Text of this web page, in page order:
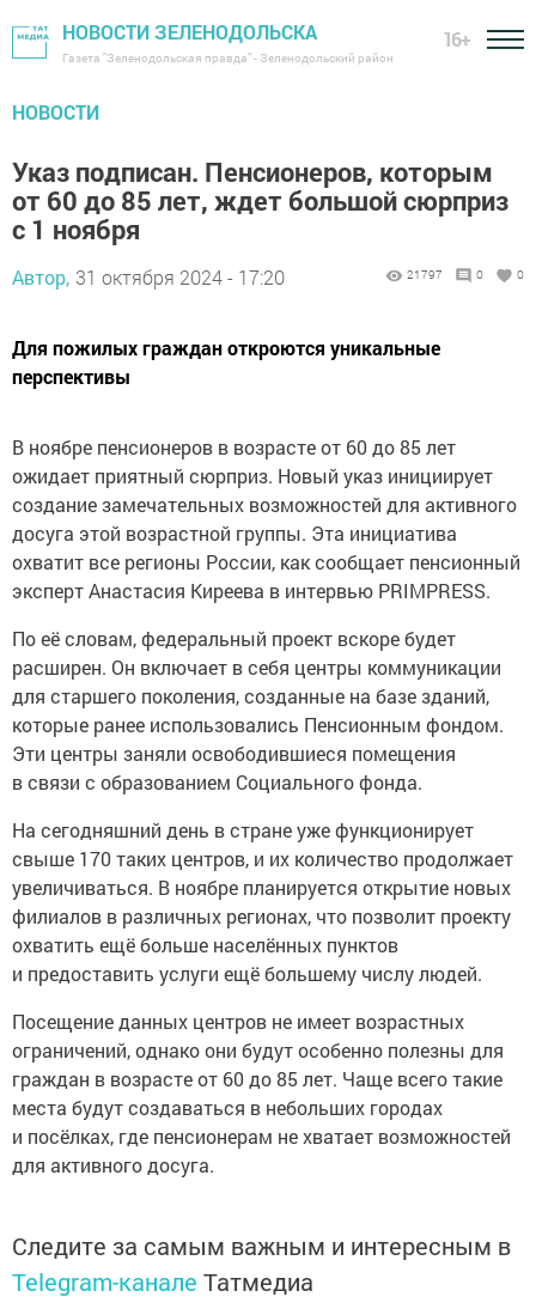
НОВОСТИ ЗЕЛЕНОДОЛЬСКА
Газета "Зеленодольская правда" - Зеленодольский район
16+
НОВОСТИ
Указ подписан. Пенсионеров, которым
от 60 до 85 лет, ждет большой сюрприз
с 1 ноября
Автор, 31 октября 2024 - 17:20 21797 0 0
Для пожилых граждан откроются уникальные
перспективы
В ноябре пенсионеров в возрасте от 60 до 85 лет
ожидает приятный сюрприз. Новый указ инициирует
создание замечательных возможностей для активного
досуга этой возрастной группы. Эта инициатива
охватит все регионы России, как сообщает пенсионный
эксперт Анастасия Киреева в интервью PRIMPRESS.
По её словам, федеральный проект вскоре будет
расширен. Он включает в себя центры коммуникации
для старшего поколения, созданные на базе зданий,
которые ранее использовались Пенсионным фондом.
Эти центры заняли освободившиеся помещения
в связи с образованием Социального фонда.
На сегодняшний день в стране уже функционирует
свыше 170 таких центров, и их количество продолжает
увеличиваться. В ноябре планируется открытие новых
филиалов в различных регионах, что позволит проекту
охватить ещё больше населённых пунктов
и предоставить услуги ещё большему числу людей.
Посещение данных центров не имеет возрастных
ограничений, однако они будут особенно полезны для
граждан в возрасте от 60 до 85 лет. Чаще всего такие
места будут создаваться в небольших городах
и посёлках, где пенсионерам не хватает возможностей
для активного досуга.
Следите за самым важным и интересным в
Telegram-канале Татмедиа